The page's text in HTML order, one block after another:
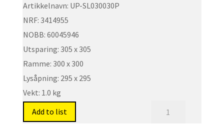
Artikkelnavn: UP-SL030030P
NRF: 3414955
NOBB: 60045946
Utsparing: 305 x 305
Ramme: 300 x 300
Lysåpning: 295 x 295
Vekt: 1.0 kg
Add to list